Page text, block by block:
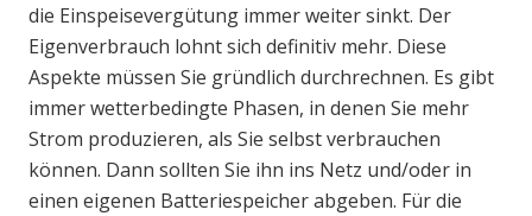
die Einspeisevergütung immer weiter sinkt. Der
Eigenverbrauch lohnt sich definitiv mehr. Diese
Aspekte müssen Sie gründlich durchrechnen. Es gibt
immer wetterbedingte Phasen, in denen Sie mehr
Strom produzieren, als Sie selbst verbrauchen
können. Dann sollten Sie ihn ins Netz und/oder in
einen eigenen Batteriespeicher abgeben. Für die